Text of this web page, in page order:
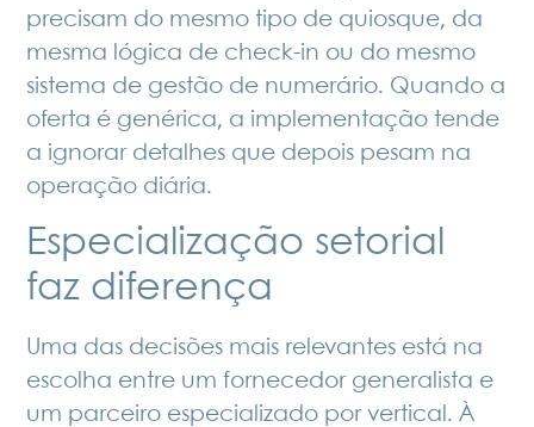
precisam do mesmo tipo de quiosque, da
mesma lógica de check-in ou do mesmo
sistema de gestão de numerário. Quando a
oferta é genérica, a implementação tende
a ignorar detalhes que depois pesam na
operação diária.
Especialização setorial
faz diferença
Uma das decisões mais relevantes está na
escolha entre um fornecedor generalista e
um parceiro especializado por vertical. À